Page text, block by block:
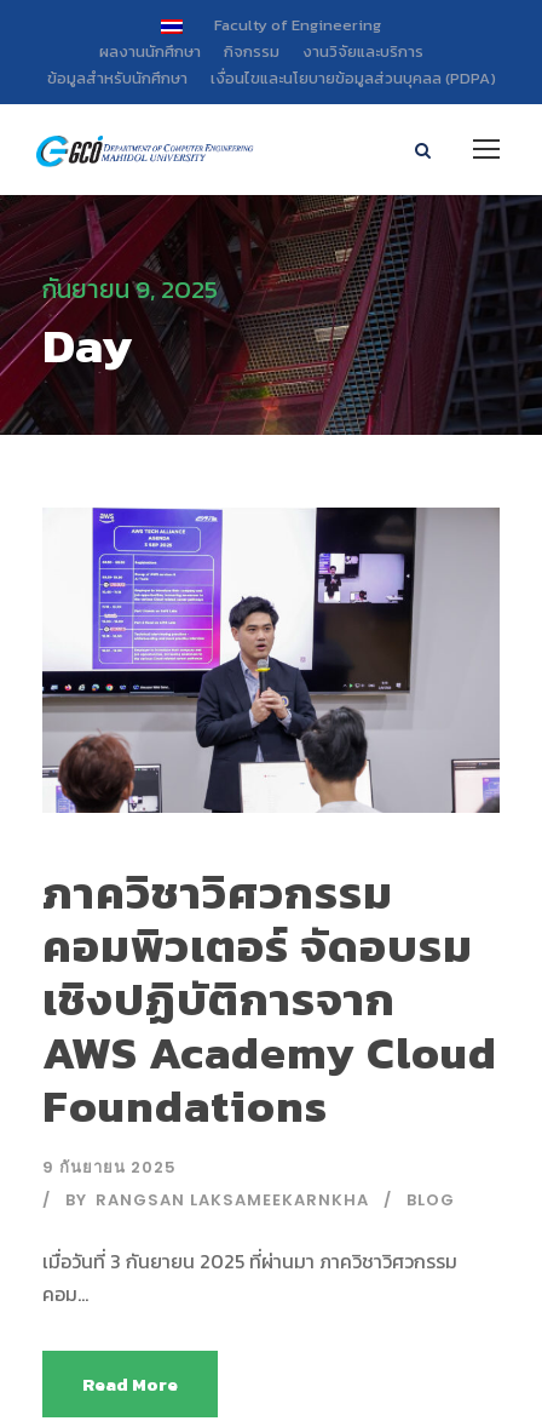
Faculty of Engineering
ผลงานนักศึกษา
กิจกรรม
งานวิจัยและบริการ
ข้อมูลสำหรับนักศึกษา
เงื่อนไขและนโยบายข้อมูลส่วนบุคลล (PDPA)
กันยายน 9, 2025
Day
ภาควิชาวิศวกรรม
คอมพิวเตอร์ จัดอบรม
เชิงปฏิบัติการจาก
AWS Academy Cloud
Foundations
9 กันยายน 2025
BY RANGSAN LAKSAMEEKARNKHA BLOG
เมื่อวันที่ 3 กันยายน 2025 ที่ผ่านมา ภาควิชาวิศวกรรม
คอม...
Read More